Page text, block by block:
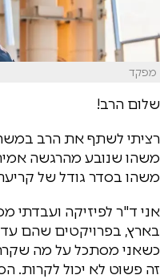
מפקד
שלום הרב!
רציתי לשתף את הרב
משהו שנובע מהרגשה
משהו בסדר גודל של
אני ד"ר לפיזיקה ועבדתי
בארץ, בפרויקטים שהם
כשאני מסתכל על מה
זה פשוט לא יכול לקרות.